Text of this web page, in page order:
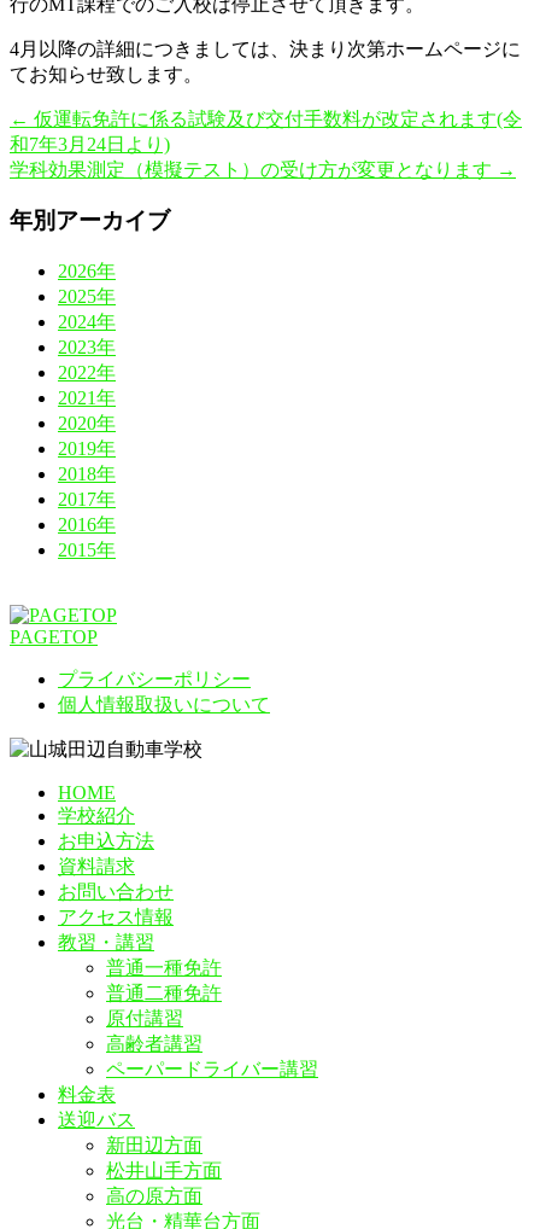
4月以降の詳細につきましては、決まり次第ホームページに
てお知らせ致します。
← 仮運転免許に係る試験及び交付手数料が改定されます(令
和7年3月24日より)
学科効果測定（模擬テスト）の受け方が変更となります →
年別アーカイブ
2026年
2025年
2024年
2023年
2022年
2021年
2020年
2019年
2018年
2017年
2016年
2015年
PAGETOP
プライバシーポリシー
個人情報取扱いについて
HOME
学校紹介
お申込方法
資料請求
お問い合わせ
アクセス情報
教習・講習
普通一種免許
普通二種免許
原付講習
高齢者講習
ペーパードライバー講習
料金表
送迎バス
新田辺方面
松井山手方面
高の原方面
光台・精華台方面